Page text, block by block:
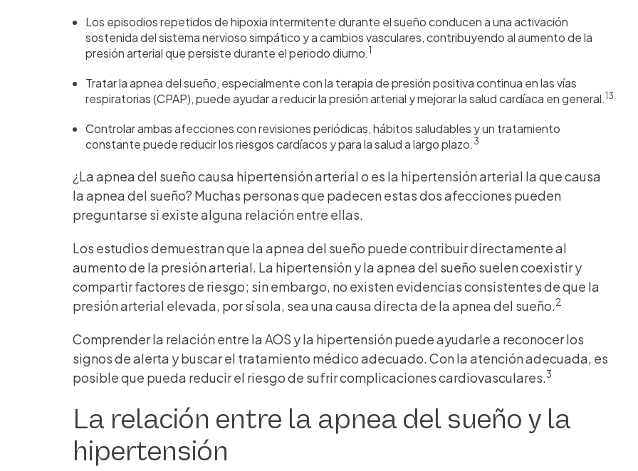
Los episodios repetidos de hipoxia intermitente durante el sueño conducen a una activación
sostenida del sistema nervioso simpático y a cambios vasculares, contribuyendo al aumento de la
presión arterial que persiste durante el periodo diurno.1
Tratar la apnea del sueño, especialmente con la terapia de presión positiva continua en las vías
respiratorias (CPAP), puede ayudar a reducir la presión arterial y mejorar la salud cardíaca en general.13
Controlar ambas afecciones con revisiones periódicas, hábitos saludables y un tratamiento
constante puede reducir los riesgos cardíacos y para la salud a largo plazo. 3
¿La apnea del sueño causa hipertensión arterial o es la hipertensión arterial la que causa
la apnea del sueño? Muchas personas que padecen estas dos afecciones pueden
preguntarse si existe alguna relación entre ellas.
Los estudios demuestran que la apnea del sueño puede contribuir directamente al
aumento de la presión arterial. La hipertensión y la apnea del sueño suelen coexistir y
compartir factores de riesgo; sin embargo, no existen evidencias consistentes de que la
presión arterial elevada, por sí sola, sea una causa directa de la apnea del sueño.2
Comprender la relación entre la AOS y la hipertensión puede ayudarle a reconocer los
signos de alerta y buscar el tratamiento médico adecuado. Con la atención adecuada, es
posible que pueda reducir el riesgo de sufrir complicaciones cardiovasculares.3
La relación entre la apnea del sueño y la
hipertensión